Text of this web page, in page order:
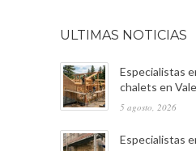
ULTIMAS NOTICIAS
Especialistas
chalets en
5 agosto, 2026
Especialistas